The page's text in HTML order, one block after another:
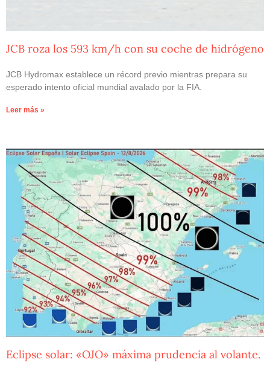
JCB roza los 593 km/h con su coche de hidrógeno
JCB Hydromax establece un récord previo mientras prepara su
esperado intento oficial mundial avalado por la FIA.
Leer más »
Eclipse solar: «OJO» máxima prudencia al volante.